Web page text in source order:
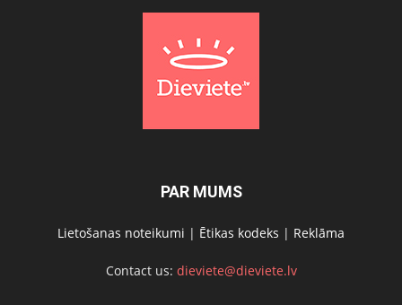
PAR MUMS
Lietošanas noteikumi | Ētikas kodeks | Reklāma
Contact us: dieviete@dieviete.lv